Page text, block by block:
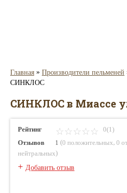
Главная » Производители пельменей
СИНКЛОС
СИНКЛОС в Миассе
Рейтинг
0(1)
Отзывов
1 (0 положительных 0
нейтральных)
+ Добавить отзыв